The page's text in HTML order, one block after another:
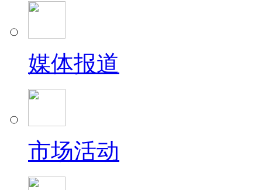
媒体报道
市场活动